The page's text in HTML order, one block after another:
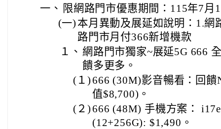
一、 限網路門市優惠期間：115年7月
(一) 本月異動及展延如說明：1.網
路門市月付366新增機款
１、 網路門市獨家~展延5G 666
饋多更多。
(１) 666 (30M)影音暢看：回
值$8,700)。
(２) 666 (48M) 手機方案：
(12+256G): $1,490。